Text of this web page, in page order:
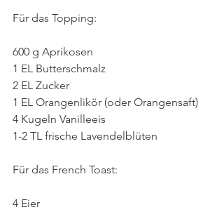
Für das Topping:
600 g Aprikosen
1 EL Butterschmalz
2 EL Zucker
1 EL Orangenlikör (oder Orangensaft)
4 Kugeln Vanilleeis
1-2 TL frische Lavendelblüten
Für das French Toast:
4 Eier